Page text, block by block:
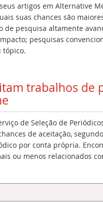
artigos em Alternative
suas chances são
de pesquisa altamente
pesquisas
tópico.
trabalhos de
de Seleção de
de aceitação,
por conta própria.
ou menos relacionados